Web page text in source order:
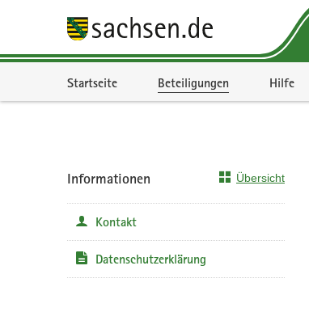
Startseite Beteiligungen Hilfe
Informationen Übersicht
Kontakt
Datenschutzerklärung